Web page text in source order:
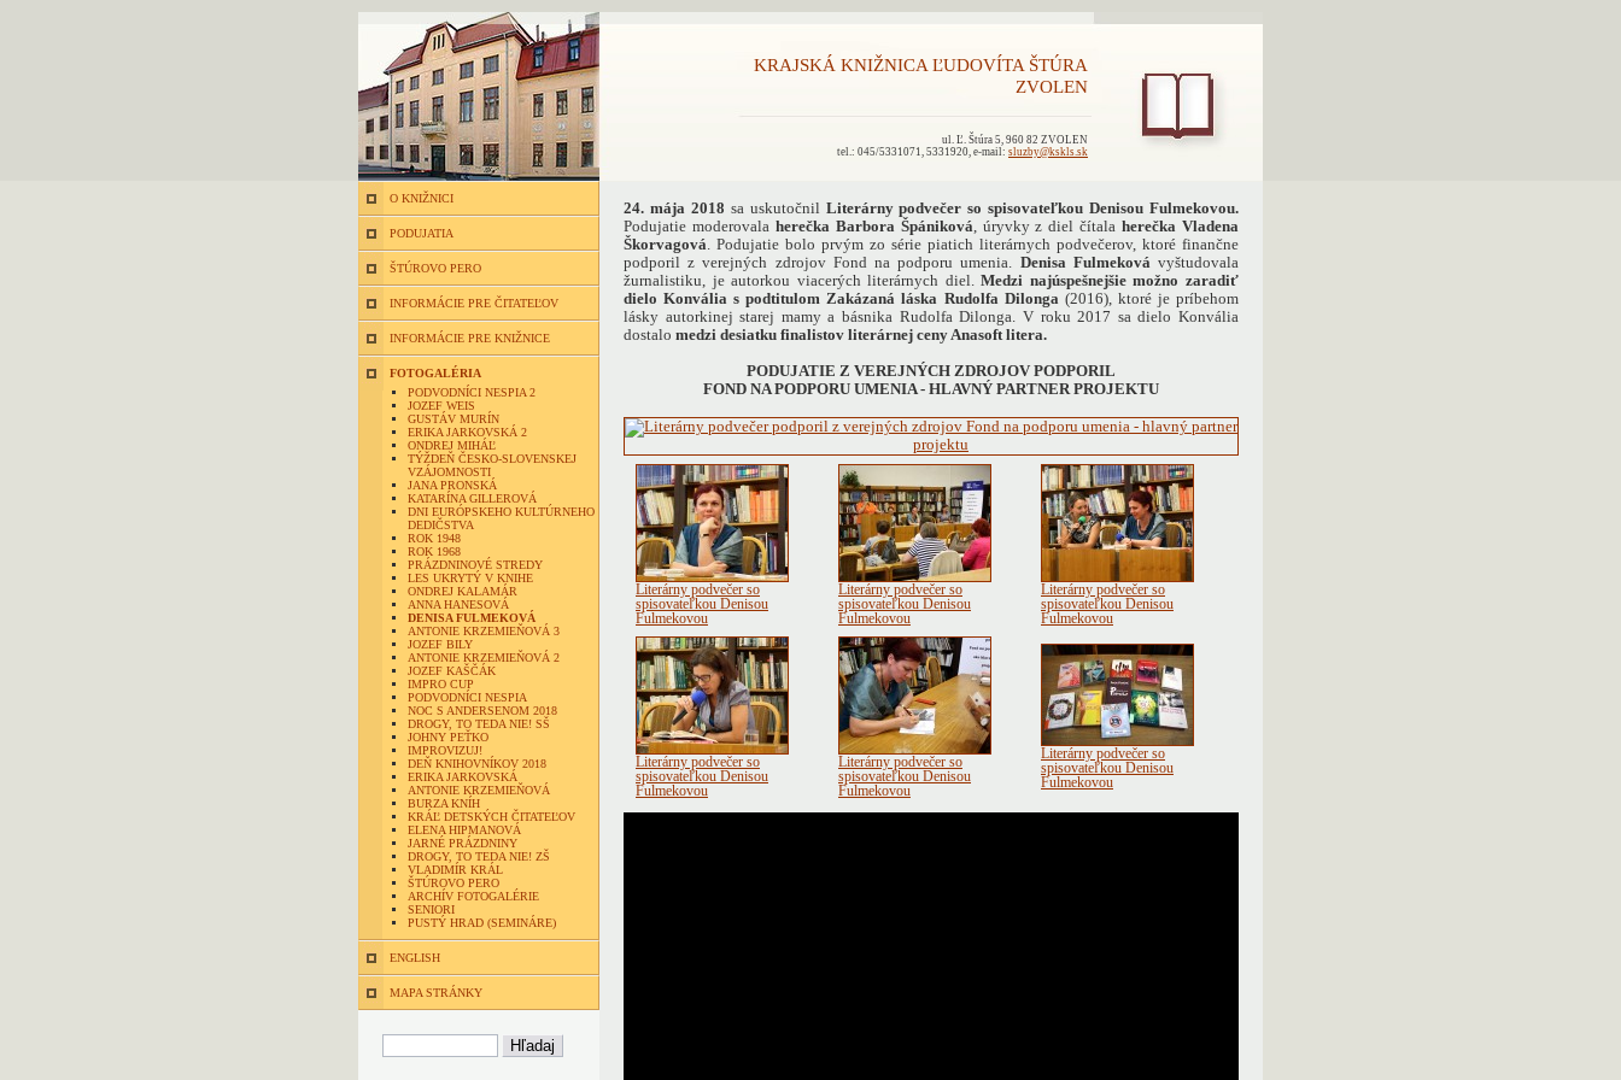
KRAJSKÁ KNIŽNICA ĽUDOVÍTA ŠTÚRA
ZVOLEN
ul. Ľ. Štúra 5, 960 82 ZVOLEN
tel.: 045/5331071, 5331920, e-mail: sluzby@kskls.sk
O KNIŽNICI
PODUJATIA
ŠTÚROVO PERO
INFORMÁCIE PRE ČITATEĽOV
INFORMÁCIE PRE KNIŽNICE
FOTOGALÉRIA
PODVODNÍCI NESPIA 2
JOZEF WEIS
GUSTÁV MURÍN
ERIKA JARKOVSKÁ 2
ONDREJ MIHÁĽ
TÝŽDEŇ ČESKO-SLOVENSKEJ
VZÁJOMNOSTI
JANA PRONSKÁ
KATARÍNA GILLEROVÁ
DNI EURÓPSKEHO KULTÚRNEHO
DEDIČSTVA
ROK 1948
ROK 1968
PRÁZDNINOVÉ STREDY
LES UKRYTÝ V KNIHE
ONDREJ KALAMÁR
ANNA HANESOVÁ
DENISA FULMEKOVÁ
ANTONIE KRZEMIEŇOVÁ 3
JOZEF BILY
ANTONIE KRZEMIEŇOVÁ 2
JOZEF KAŠČÁK
IMPRO CUP
PODVODNÍCI NESPIA
NOC S ANDERSENOM 2018
DROGY, TO TEDA NIE! SŠ
JOHNY PEŤKO
IMPROVIZUJ!
DEŇ KNIHOVNÍKOV 2018
ERIKA JARKOVSKÁ
ANTONIE KRZEMIEŇOVÁ
BURZA KNÍH
KRÁĽ DETSKÝCH ČITATEĽOV
ELENA HIPMANOVÁ
JARNÉ PRÁZDNINY
DROGY, TO TEDA NIE! ZŠ
VLADIMÍR KRÁL
ŠTÚROVO PERO
ARCHÍV FOTOGALÉRIE
SENIORI
PUSTÝ HRAD (SEMINÁRE)
ENGLISH
MAPA STRÁNKY
24. mája 2018 sa uskutočnil Literárny podvečer so spisovateľkou Denisou Fulmekovou.
Podujatie moderovala herečka Barbora Špániková, úryvky z diel čítalaherečka Vladena
Škorvagová. Podujatie bolo prvým zo série piatich literárnych podvečerov, ktoré finančne
podporil z verejných zdrojov Fond na podporu umenia. Denisa Fulmekovávyštudovala
žurnalistiku, je autorkou viacerých literárnych diel.Medzi najúspešnejšie možno zaradiť
dielo Konvália s podtitulom Zakázaná láska Rudolfa Dilonga(2016), ktoré je príbehom
lásky autorkinej starej mamy a básnika Rudolfa Dilonga. V roku 2017 sa dielo Konvália
dostalo medzi desiatku finalistov literárnej ceny Anasoft litera.
PODUJATIE Z VEREJNÝCH ZDROJOV PODPORIL
FOND NA PODPORU UMENIA - HLAVNÝ PARTNER PROJEKTU
Literárny podvečer so
spisovateľkou Denisou
Fulmekovou
Literárny podvečer so
spisovateľkou Denisou
Fulmekovou
Literárny podvečer so
spisovateľkou Denisou
Fulmekovou
Literárny podvečer so
spisovateľkou Denisou
Fulmekovou
Literárny podvečer so
spisovateľkou Denisou
Fulmekovou
Literárny podvečer so
spisovateľkou Denisou
Fulmekovou